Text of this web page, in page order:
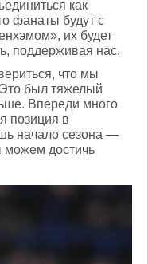
как
фанаты будут с
их будет
поддерживая нас.
что мы
был тяжелый
Впереди много
позиция в
начало сезона —
можем достичь